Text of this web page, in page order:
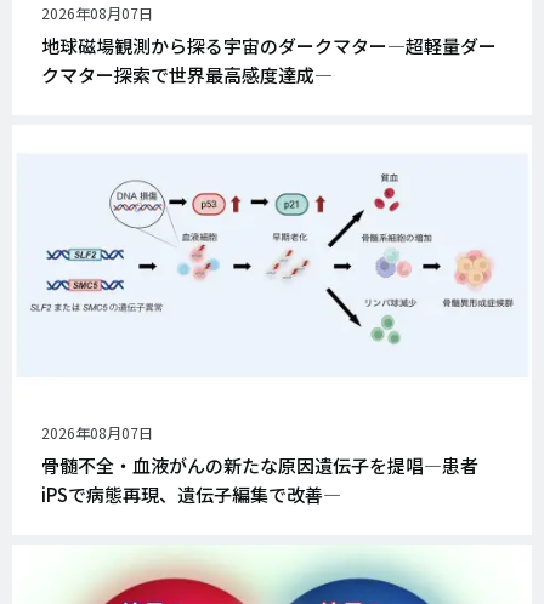
公
開
日
2026年08月07日
地球磁場観測から探る宇宙のダークマター―超軽量ダー
クマター探索で世界最高感度達成―
公
開
日
2026年08月07日
骨髄不全・血液がんの新たな原因遺伝子を提唱―患者
iPSで病態再現、遺伝子編集で改善―